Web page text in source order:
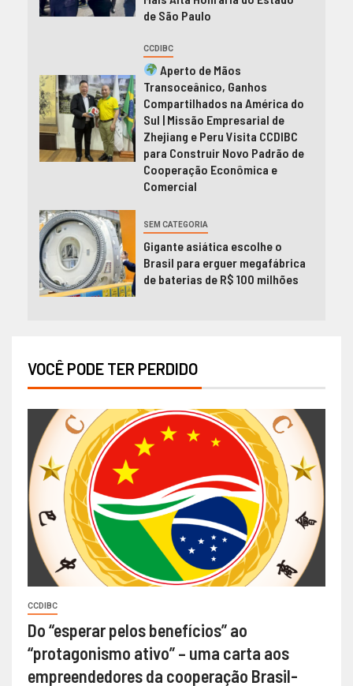
de São Paulo
CCDIBC
Aperto de Mãos
Transoceânico, Ganhos
Compartilhados na América do
Sul | Missão Empresarial de
Zhejiang e Peru Visita CCDIBC
para Construir Novo Padrão de
Cooperação Econômica e
Comercial
SEM CATEGORIA
Gigante asiática escolhe o
Brasil para erguer megafábrica
de baterias de R$ 100 milhões
VOCÊ PODE TER PERDIDO
CCDIBC
Do “esperar pelos benefícios” ao
“protagonismo ativo” – uma carta aos
empreendedores da cooperação Brasil-